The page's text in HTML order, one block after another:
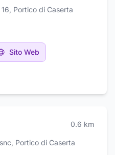
per interni ed
per arredo bagno,
garantendo un accurato
e la possibilità di stilare
occupa della vendita di
ceramiche e
Guzzini.
, Portico di Caserta
Sito Web
0.6 km
, Portico di Caserta